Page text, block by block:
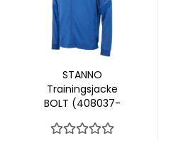
STANNO
Trainingsjacke
BOLT (408037-